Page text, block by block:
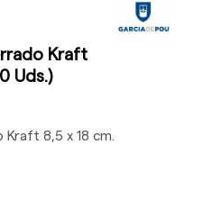
Kraft
Uds.)
Kraft 8,5 x 18 cm.